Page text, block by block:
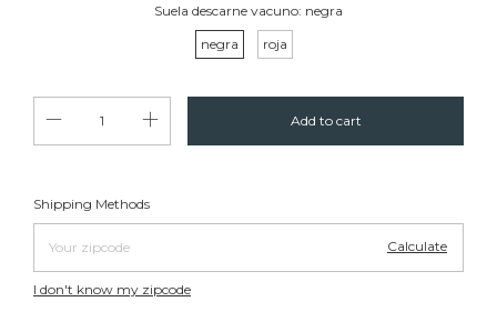
Suela descarne vacuno: negra
negra
roja
Shipping for zipcode:
Shipping Methods
Calculate
I don't know my zipcode